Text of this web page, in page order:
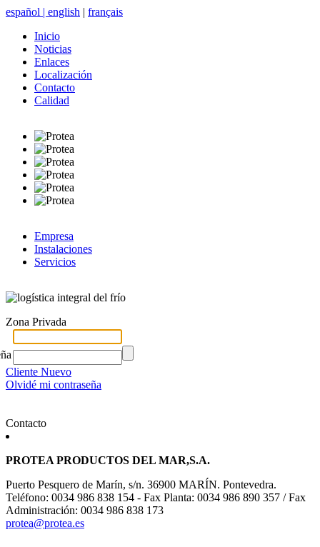
español | english | français
Inicio
Noticias
Enlaces
Localización
Contacto
Calidad
Empresa
Instalaciones
Servicios
logística integral del frío
Zona Privada
Cliente Nuevo
Olvidé mi contraseña
Contacto
PROTEA PRODUCTOS DEL MAR,S.A.
Puerto Pesquero de Marín, s/n. 36900 MARÍN. Pontevedra.
Teléfono: 0034 986 838 154 - Fax Planta: 0034 986 890 357 / Fax
Administración: 0034 986 838 173
protea@protea.es